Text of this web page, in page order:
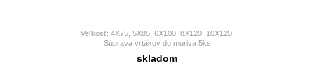
Veľkosť: 4X75, 5X85, 6X100, 8X120, 10X120
Súprava vrtákov do muriva 5ks
skladom